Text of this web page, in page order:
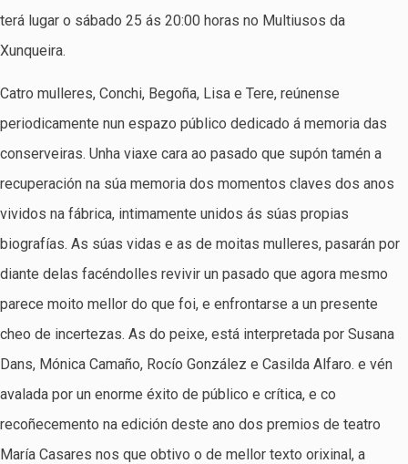
terá lugar o sábado 25 ás 20:00 horas no Multiusos da
Xunqueira.
Catro mulleres, Conchi, Begoña, Lisa e Tere, reúnense
periodicamente nun espazo público dedicado á memoria das
conserveiras. Unha viaxe cara ao pasado que supón tamén a
recuperación na súa memoria dos momentos claves dos anos
vividos na fábrica, intimamente unidos ás súas propias
biografías. As súas vidas e as de moitas mulleres, pasarán por
diante delas facéndolles revivir un pasado que agora mesmo
parece moito mellor do que foi, e enfrontarse a un presente
cheo de incertezas. As do peixe, está interpretada por Susana
Dans, Mónica Camaño, Rocío González e Casilda Alfaro. e vén
avalada por un enorme éxito de público e crítica, e co
recoñecemento na edición deste ano dos premios de teatro
María Casares nos que obtivo o de mellor texto orixinal, a